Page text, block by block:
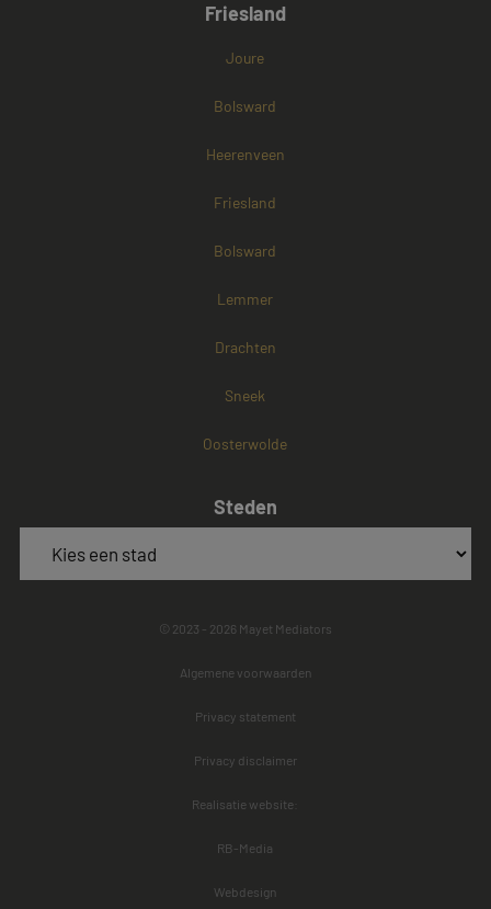
Friesland
Joure
Bolsward
Heerenveen
Friesland
Bolsward
Lemmer
Drachten
Sneek
Oosterwolde
Steden
© 2023 - 2026 Mayet Mediators
Algemene voorwaarden
Privacy statement
Privacy disclaimer
Realisatie website:
RB-Media
Webdesign